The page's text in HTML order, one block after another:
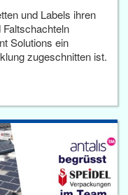
und Labels ihren
Solutions ein
zugeschnitten ist.